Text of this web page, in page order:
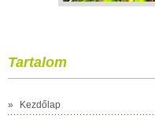
Tartalom
»
Kezdőlap